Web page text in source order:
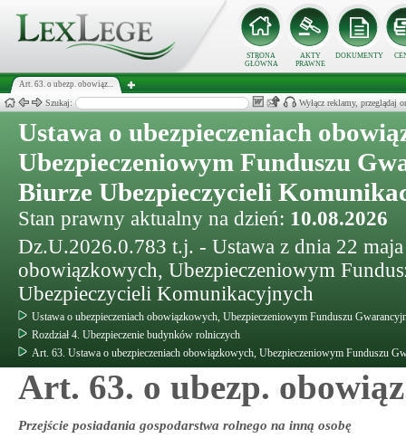
STRONA
GŁÓWNA
AKTY
PRAWNE
DOKUMENTY
Art. 63. o ubezp. obowiąz...
Szukaj: Wyłącz reklamy, przeglądaj
Ustawa o ubezpieczeniach
Ubezpieczeniowym Funduszu
Biurze Ubezpieczycieli
Stan prawny aktualny na dzień: 10.08.2026
Dz.U.2026.0.783 t.j. - Ustawa z dnia 22
obowiązkowych, Ubezpieczeniowym
Ubezpieczycieli Komunikacyjnych
Ustawa o ubezpieczeniach obowiązkowych, Ubezpieczeniowym Funduszu
Rozdział 4. Ubezpieczenie budynków rolniczych
Art. 63. Ustawa o ubezpieczeniach obowiązkowych, Ubezpieczeniowym Funduszu
Art. 63. o ubezp.
Przejście posiadania gospodarstwa rolnego na inną osobę